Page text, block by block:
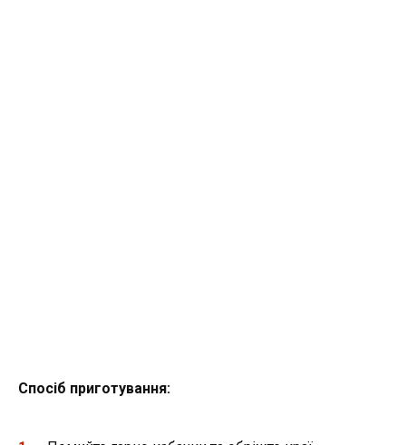
Спосіб приготування: